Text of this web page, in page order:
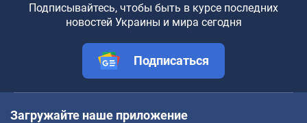
Подписывайтесь, чтобы быть в курсе последних
новостей Украины и мира сегодня
Подписаться
Загружайте наше приложение